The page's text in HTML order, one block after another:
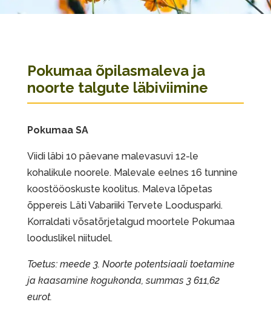
Pokumaa õpilasmaleva ja
noorte talgute läbiviimine
Pokumaa SA
Viidi läbi 10 päevane malevasuvi 12-le
kohalikule noorele. Malevale eelnes 16 tunnine
koostööoskuste koolitus. Maleva lõpetas
õppereis Läti Vabariiki Tervete Loodusparki.
Korraldati võsatõrjetalgud moortele Pokumaa
looduslikel niitudel.
Toetus: meede 3. Noorte potentsiaali toetamine
ja kaasamine kogukonda, summas 3 611,62
eurot.